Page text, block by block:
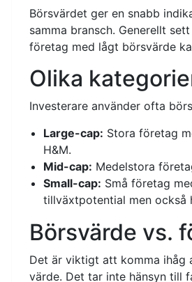
Börsvärdet ger en snabb
samma bransch. Generellt
företag med lågt börsvärde
Olika
Investerare använder ofta
Large-cap: Stora företag
H&M.
Mid-cap: Medelstora
Small-cap: Små företag
tillväxtpotential men också
Börsvärde vs.
Det är viktigt att komma ihåg
värde. Det tar inte hänsyn till